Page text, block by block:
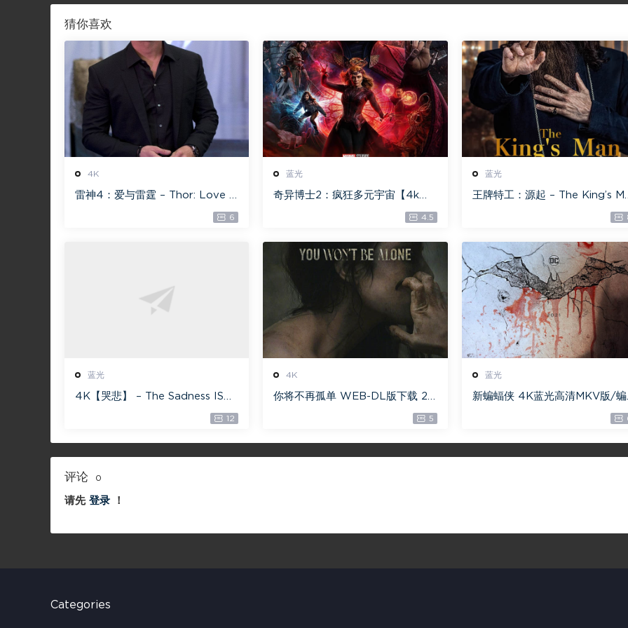
猜你喜欢
4K
雷神4：爱与雷霆 – Thor: Love a
nd Thunder 20.4GB [115网盘下
6
蓝光
奇异博士2：疯狂多元宇宙【4k】
【115网盘】 – Doctor Strange i
n the Multiverse of Madness 6
4.5
蓝光
王牌特工：源起 – The King’s
蓝光
4K【哭悲】 – The Sadness ISO
12
4K
你将不再孤单 WEB-DL版下载 20
22 You Won’t Be Alone 19.1G
5
蓝光
新蝙蝠侠 4K蓝光高清MKV版/蝙
蝠侠(港/台) / 重启版蝙蝠侠
评论 0
请先 登录 ！
Categories